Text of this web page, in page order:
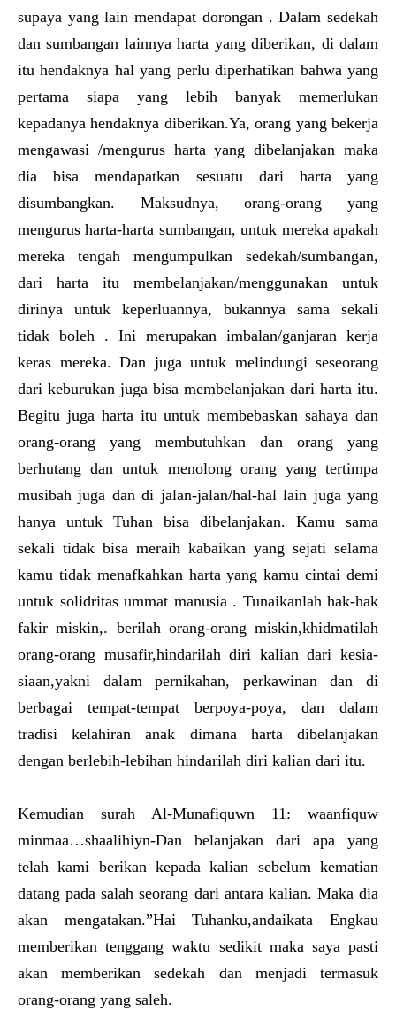
supaya yang lain mendapat dorongan . Dalam sedekah
dan sumbangan lainnya harta yang diberikan, di dalam
itu hendaknya hal yang perlu diperhatikan bahwa yang
pertama siapa yang lebih banyak memerlukan
kepadanya hendaknya diberikan.Ya, orang yang bekerja
mengawasi /mengurus harta yang dibelanjakan maka
dia bisa mendapatkan sesuatu dari harta yang
disumbangkan. Maksudnya, orang-orang yang
mengurus harta-harta sumbangan, untuk mereka apakah
mereka tengah mengumpulkan sedekah/sumbangan,
dari harta itu membelanjakan/menggunakan untuk
dirinya untuk keperluannya, bukannya sama sekali
tidak boleh . Ini merupakan imbalan/ganjaran kerja
keras mereka. Dan juga untuk melindungi seseorang
dari keburukan juga bisa membelanjakan dari harta itu.
Begitu juga harta itu untuk membebaskan sahaya dan
orang-orang yang membutuhkan dan orang yang
berhutang dan untuk menolong orang yang tertimpa
musibah juga dan di jalan-jalan/hal-hal lain juga yang
hanya untuk Tuhan bisa dibelanjakan. Kamu sama
sekali tidak bisa meraih kabaikan yang sejati selama
kamu tidak menafkahkan harta yang kamu cintai demi
untuk solidritas ummat manusia . Tunaikanlah hak-hak
fakir miskin,. berilah orang-orang miskin,khidmatilah
orang-orang musafir,hindarilah diri kalian dari kesia-
siaan,yakni dalam pernikahan, perkawinan dan di
berbagai tempat-tempat berpoya-poya, dan dalam
tradisi kelahiran anak dimana harta dibelanjakan
dengan berlebih-lebihan hindarilah diri kalian dari itu.
Kemudian surah Al-Munafiquwn 11: waanfiquw
minmaa…shaalihiyn-Dan belanjakan dari apa yang
telah kami berikan kepada kalian sebelum kematian
datang pada salah seorang dari antara kalian. Maka dia
akan mengatakan.”Hai Tuhanku,andaikata Engkau
memberikan tenggang waktu sedikit maka saya pasti
akan memberikan sedekah dan menjadi termasuk
orang-orang yang saleh.